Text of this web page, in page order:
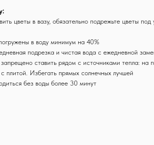
цветы в вазу, обязательно подрежьте цветы под
в воду минимум на 40%
подрезка и чистая вода с ежедневной
ставить рядом с источниками тепла: на
плитой. Избегать прямых солнечных лучшей
без воды более 30 минут